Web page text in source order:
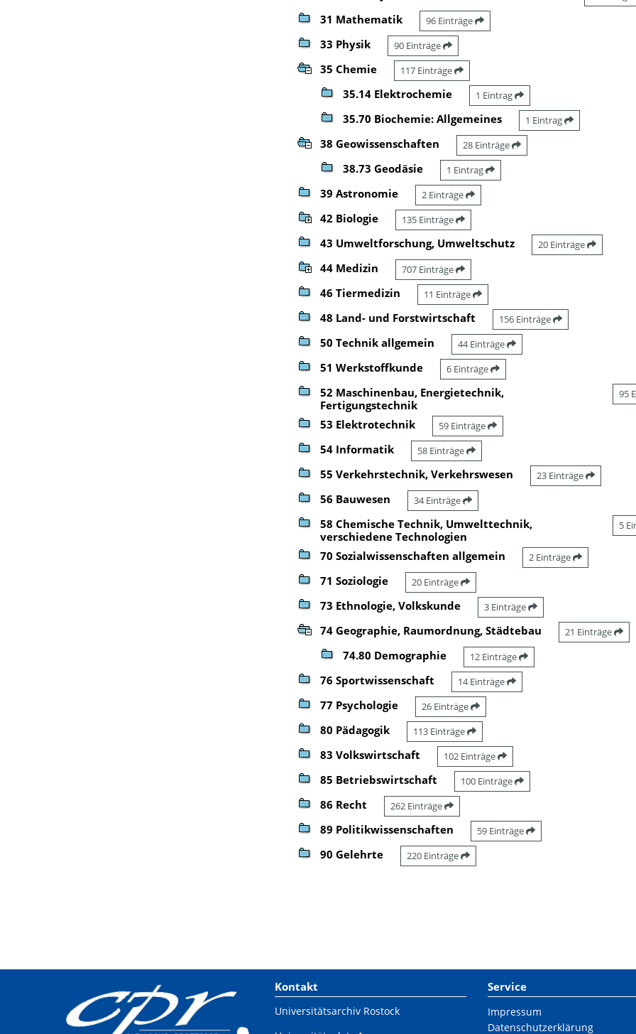
31 Mathematik 96 Einträge
33 Physik 90 Einträge
35 Chemie 117 Einträge
35.14 Elektrochemie 1 Eintrag
35.70 Biochemie: Allgemeines 1 Eintrag
38 Geowissenschaften 28 Einträge
38.73 Geodäsie 1 Eintrag
39 Astronomie 2 Einträge
42 Biologie 135 Einträge
43 Umweltforschung, Umweltschutz 20 Einträge
44 Medizin 707 Einträge
46 Tiermedizin 11 Einträge
48 Land- und Forstwirtschaft 156 Einträge
50 Technik allgemein 44 Einträge
51 Werkstoffkunde 6 Einträge
52 Maschinenbau, Energietechnik,
Fertigungstechnik
95
53 Elektrotechnik 59 Einträge
54 Informatik 58 Einträge
55 Verkehrstechnik, Verkehrswesen 23 Einträge
56 Bauwesen 34 Einträge
58 Chemische Technik, Umwelttechnik,
verschiedene Technologien
5
70 Sozialwissenschaften allgemein 2 Einträge
71 Soziologie 20 Einträge
73 Ethnologie, Volkskunde 3 Einträge
74 Geographie, Raumordnung, Städtebau 21 Einträge
74.80 Demographie 12 Einträge
76 Sportwissenschaft 14 Einträge
77 Psychologie 26 Einträge
80 Pädagogik 113 Einträge
83 Volkswirtschaft 102 Einträge
85 Betriebswirtschaft 100 Einträge
86 Recht 262 Einträge
89 Politikwissenschaften 59 Einträge
90 Gelehrte 220 Einträge
Kontakt
Universitätsarchiv Rostock
Service
Impressum
Datenschutzerklärung